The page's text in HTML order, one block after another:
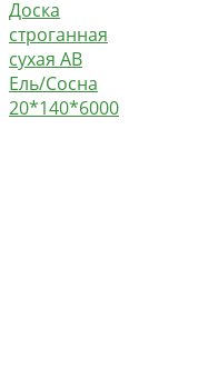
Доска
строганная
сухая АВ
Ель/Сосна
20*140*6000